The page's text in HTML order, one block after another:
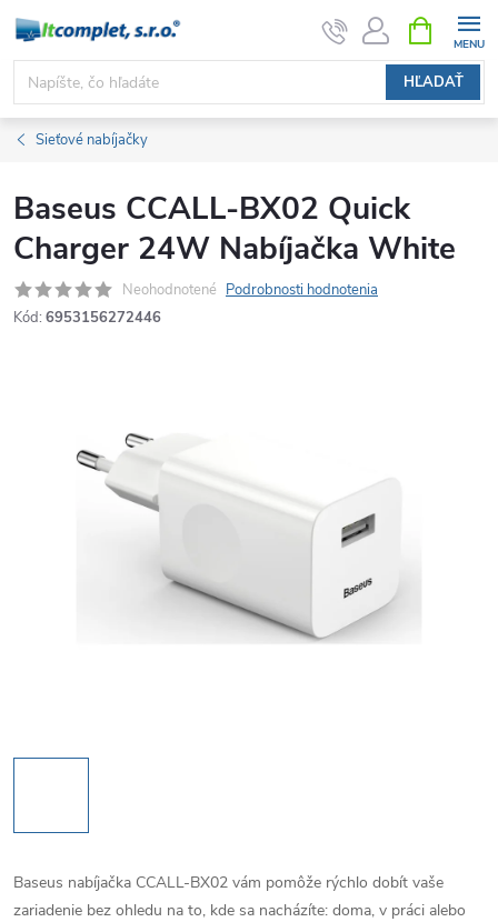
Prejsť
obsah
HĽADAŤ
KOŠÍK
Sieťové nabíjačky
Baseus CCALL-BX02 Quick
Charger 24W Nabíjačka White
Neohodnotené Podrobnosti hodnotenia
Kód: 6953156272446
Baseus nabíjačka CCALL-BX02 vám pomôže rýchlo dobít vaše
zariadenie bez ohledu na to, kde sa nacházíte: doma, v práci alebo